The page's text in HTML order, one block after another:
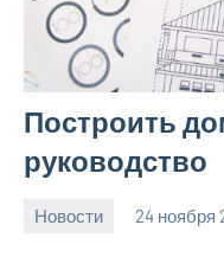
Построить
руководство
Новости 24 ноября